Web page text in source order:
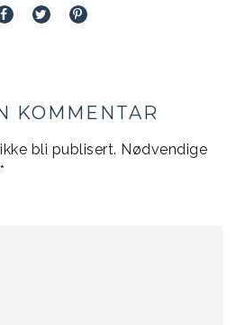
KOMMENTAR
bli publisert. Nødvendige
*